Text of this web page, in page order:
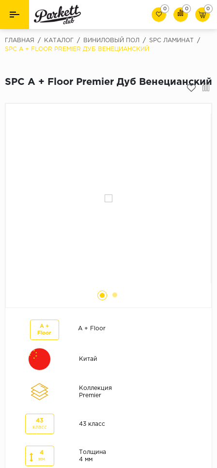
Назад Назад
Паркет
0 0 0
ГЛАВНАЯ / КАТАЛОГ / ВИНИЛОВЫЙ ПОЛ / SPC ЛАМИНАТ
/
SPC A + FLOOR PREMIER ДУБ ВЕНЕЦИАНСКИЙ
SPC A + Floor Premier Дуб Венецианский
A +
Floor
A + Floor
Китай
Коллекция
Premier
43
класс
43 класс
4
мм
Толщина
4 мм